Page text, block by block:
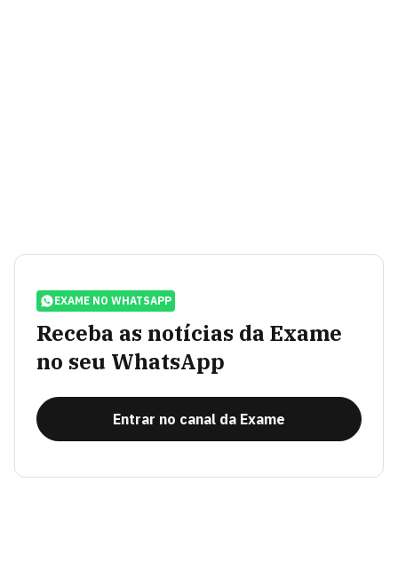
EXAME NO WHATSAPP
Receba as notícias da Exame
no seu WhatsApp
Entrar no canal da Exame